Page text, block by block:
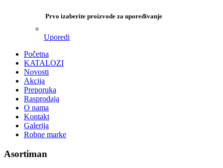
Prvo izaberite proizvode za upoređivanje
Uporedi
Početna
KATALOZI
Novosti
Akcija
Preporuka
Rasprodaja
O nama
Kontakt
Galerija
Robne marke
Asortiman